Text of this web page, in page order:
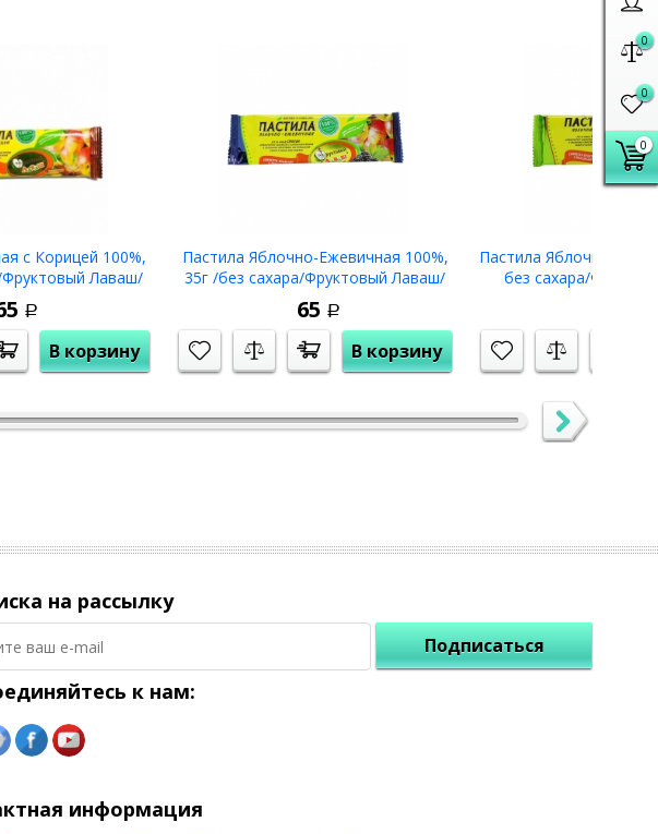
0
0
0
с Корицей 100%,
Фруктовый Лаваш/
Р
В корзину
Пастила Яблочно-Ежевичная 100%,
35г /без сахара/Фруктовый Лаваш/
65 Р
В корзину
Пастила Яблочная с
без сахара/
на рассылку
Подписаться
к нам:
информация